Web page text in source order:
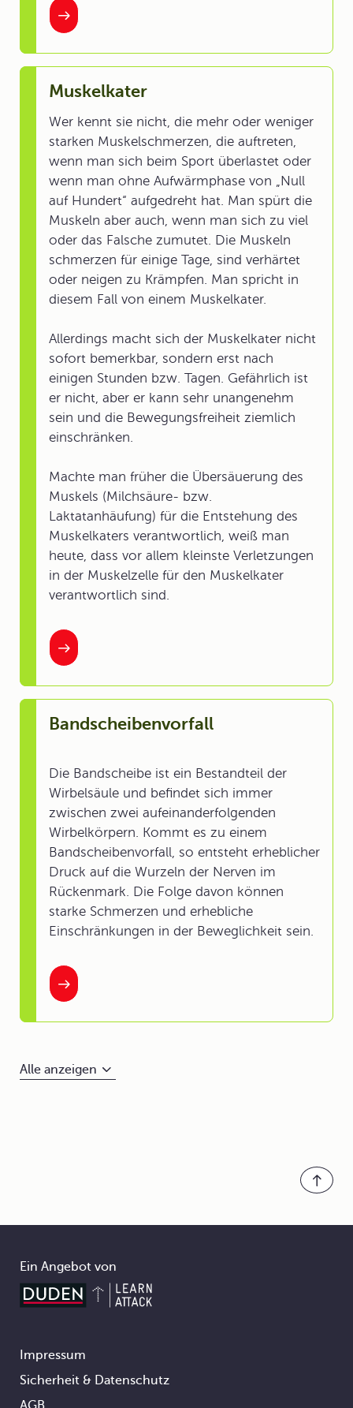
Muskelkater
Wer kennt sie nicht, die mehr oder weniger
starken Muskelschmerzen, die auftreten,
wenn man sich beim Sport überlastet oder
wenn man ohne Aufwärmphase von „Null
auf Hundert“ aufgedreht hat. Man spürt die
Muskeln aber auch, wenn man sich zu viel
oder das Falsche zumutet. Die Muskeln
schmerzen für einige Tage, sind verhärtet
oder neigen zu Krämpfen. Man spricht in
diesem Fall von einem Muskelkater.
Allerdings macht sich der Muskelkater nicht
sofort bemerkbar, sondern erst nach
einigen Stunden bzw. Tagen. Gefährlich ist
er nicht, aber er kann sehr unangenehm
sein und die Bewegungsfreiheit ziemlich
einschränken.
Machte man früher die Übersäuerung des
Muskels (Milchsäure- bzw.
Laktatanhäufung) für die Entstehung des
Muskelkaters verantwortlich, weiß man
heute, dass vor allem kleinste Verletzungen
in der Muskelzelle für den Muskelkater
verantwortlich sind.
Bandscheibenvorfall
Die Bandscheibe ist ein Bestandteil der
Wirbelsäule und befindet sich immer
zwischen zwei aufeinanderfolgenden
Wirbelkörpern. Kommt es zu einem
Bandscheibenvorfall, so entsteht erheblicher
Druck auf die Wurzeln der Nerven im
Rückenmark. Die Folge davon können
starke Schmerzen und erhebliche
Einschränkungen in der Beweglichkeit sein.
Alle anzeigen
Ein Angebot von
Footer
Impressum
Sicherheit & Datenschutz